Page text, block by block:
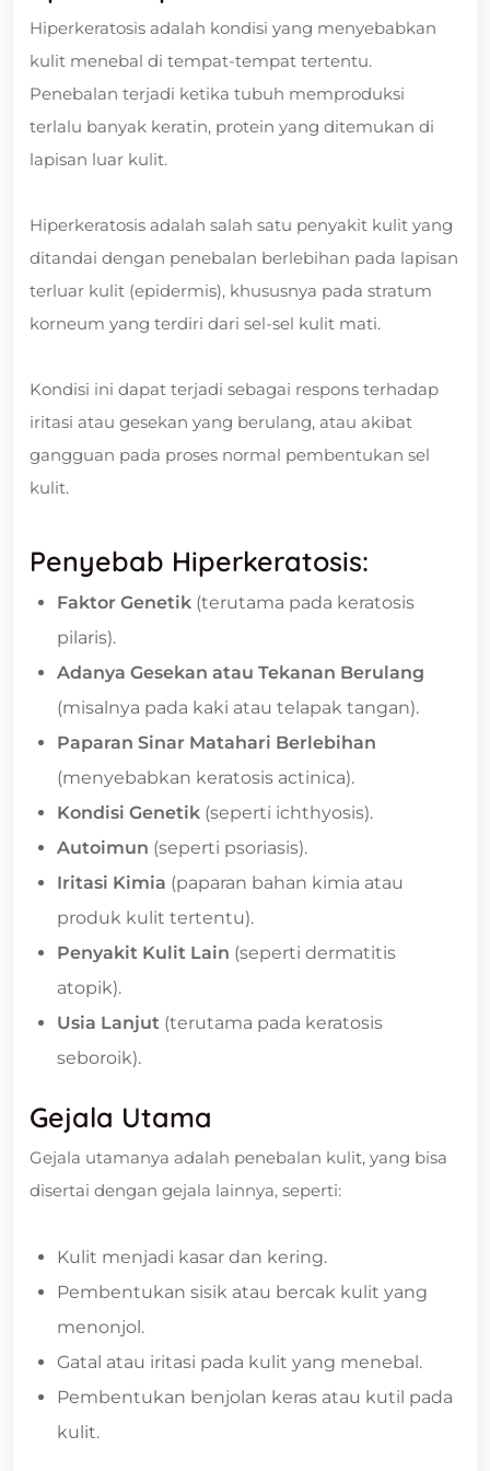
Hiperkeratosis adalah kondisi yang menyebabkan
kulit menebal di tempat-tempat tertentu.
Penebalan terjadi ketika tubuh memproduksi
terlalu banyak keratin, protein yang ditemukan di
lapisan luar kulit.
Hiperkeratosis adalah salah satu penyakit kulit yang
ditandai dengan penebalan berlebihan pada lapisan
terluar kulit (epidermis), khususnya pada stratum
korneum yang terdiri dari sel-sel kulit mati.
Kondisi ini dapat terjadi sebagai respons terhadap
iritasi atau gesekan yang berulang, atau akibat
gangguan pada proses normal pembentukan sel
kulit.
Penyebab Hiperkeratosis:
Faktor Genetik (terutama pada keratosis
pilaris).
Adanya Gesekan atau Tekanan Berulang
(misalnya pada kaki atau telapak tangan).
Paparan Sinar Matahari Berlebihan
(menyebabkan keratosis actinica).
Kondisi Genetik (seperti ichthyosis).
Autoimun (seperti psoriasis).
Iritasi Kimia (paparan bahan kimia atau
produk kulit tertentu).
Penyakit Kulit Lain (seperti dermatitis
atopik).
Usia Lanjut (terutama pada keratosis
seboroik).
Gejala Utama
Gejala utamanya adalah penebalan kulit, yang bisa
disertai dengan gejala lainnya, seperti:
Kulit menjadi kasar dan kering.
Pembentukan sisik atau bercak kulit yang
menonjol.
Gatal atau iritasi pada kulit yang menebal.
Pembentukan benjolan keras atau kutil pada
kulit.